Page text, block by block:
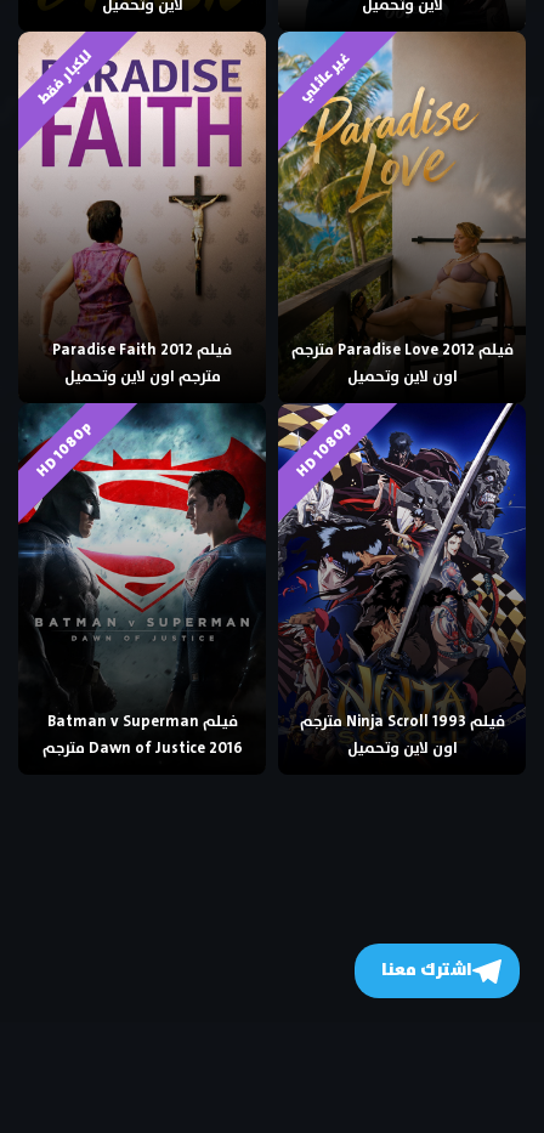
لاين وتحميل
لاين وتحميل
غير عائلي
فيلم Paradise Love 2012 مترجم
اون لاين وتحميل
للكبار فقط
فيلم Paradise Faith 2012
مترجم اون لاين وتحميل
HD 1080p
فيلم Ninja Scroll 1993 مترجم
اون لاين وتحميل
HD 1080p
فيلم Batman v Superman
Dawn of Justice 2016 مترجم
اشترك معنا